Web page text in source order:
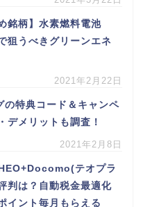
銘柄】水素燃料電池
狙うべきグリーンエネ
2021年2月22日
の特典コード＆キャンペ
デメリットも調査！
2021年2月8日
テオプラ
判は？自動税金最適化
イント毎月もらえる